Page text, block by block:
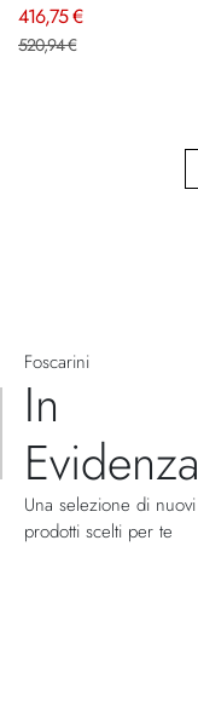
416,75 €
520,94 €
Foscarini
In
Evidenza
Una selezione di nuovi
prodotti scelti per te